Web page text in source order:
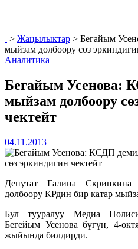
> Жаңылыктар > Бегайым
мыйзам долбоору сөз
Аналитика
Бегайым Усенова:
мыйзам долбоору
чектейт
04.11.2013
Депутат Галина
долбоору КРдин бир катар
Бул тууралуу Медиа
Бегейым Усенова бүгүн, 4-
жыйында билдирди.